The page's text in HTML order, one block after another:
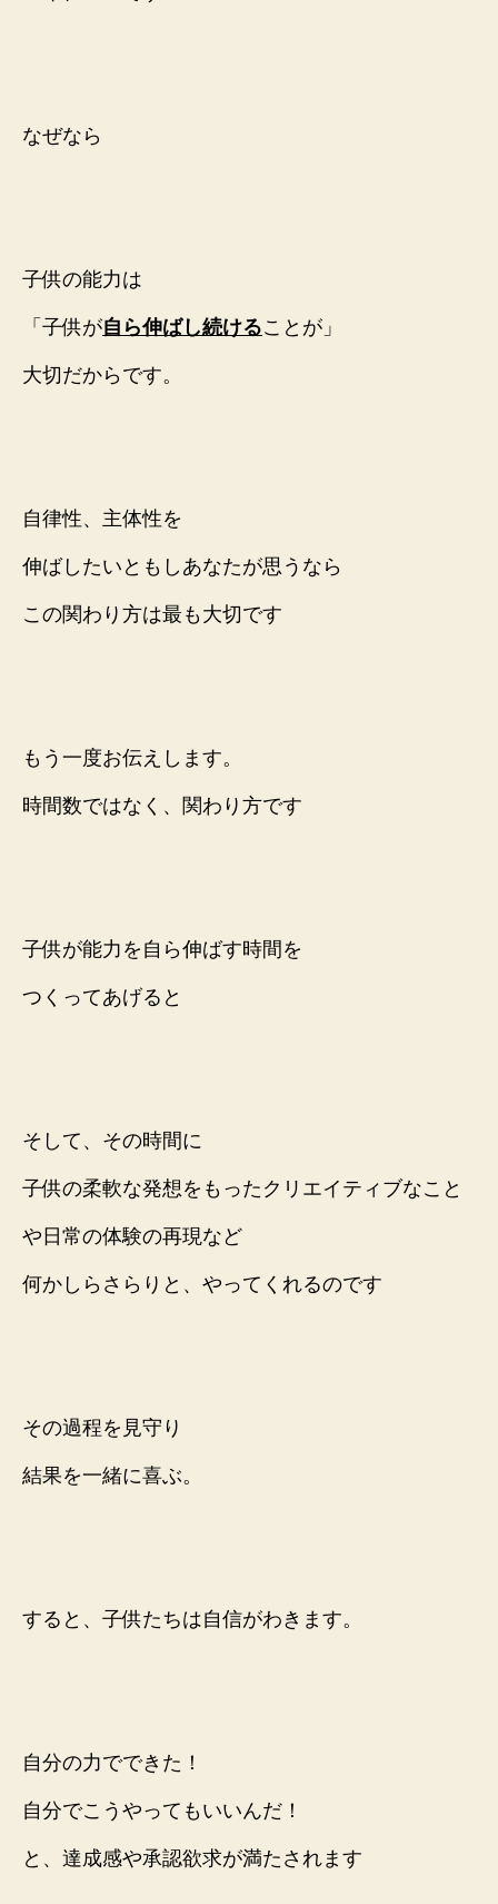
なぜなら
子供の能力は
「子供が自ら伸ばし続けることが」
大切だからです。
自律性、主体性を
伸ばしたいともしあなたが思うなら
この関わり方は最も大切です
もう一度お伝えします。
時間数ではなく、関わり方です
子供が能力を自ら伸ばす時間を
つくってあげると
そして、その時間に
子供の柔軟な発想をもったクリエイティブなこと
や日常の体験の再現など
何かしら さらりと、やってくれるのです
その過程を見守り
結果を一緒に喜ぶ。
すると、子供たちは自信がわきます。
自分の力でできた！
自分でこうやってもいいんだ！
と、達成感や承認欲求が満たされます